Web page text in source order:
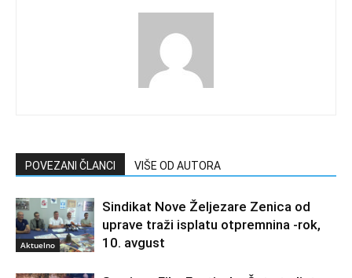
POVEZANI ČLANCI VIŠE OD AUTORA
Aktuelno
Sindikat Nove Željezare Zenica od
uprave traži isplatu otpremnina -rok,
10. avgust